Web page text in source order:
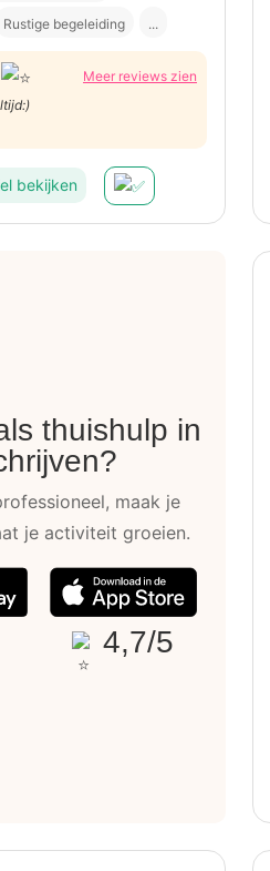
Rustige begeleiding ...
Meer reviews zien
bekijken
thuishulp in
maak je
je activiteit groeien.
4,7/5